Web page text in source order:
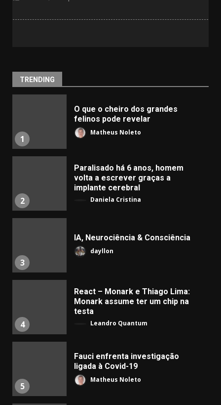
TRENDING
1
O que o cheiro dos grandes
felinos pode revelar
Matheus Noleto
2
Paralisado há 6 anos, homem
volta a escrever graças a
implante cerebral
Daniela Cristina
3
IA, Neurociência & Consciência
dayllon
4
React – Monark e Thiago Lima:
Monark assume ter um chip na
testa
Leandro Quantum
5
Fauci enfrenta investigação
ligada à Covid-19
Matheus Noleto